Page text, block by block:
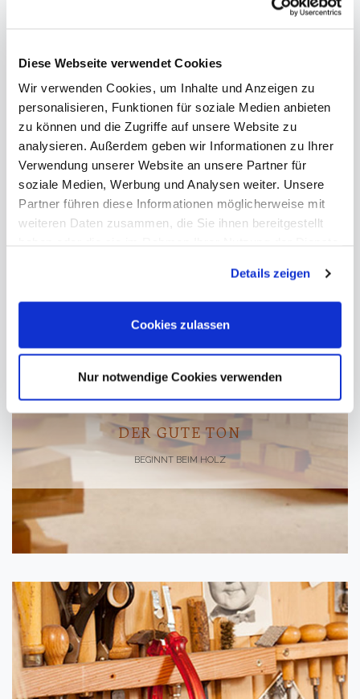
Diese Webseite verwendet Cookies
Wir verwenden Cookies, um Inhalte und Anzeigen zu
personalisieren, Funktionen für soziale Medien anbieten
zu können und die Zugriffe auf unsere Website zu
analysieren. Außerdem geben wir Informationen zu Ihrer
Verwendung unserer Website an unsere Partner für
soziale Medien, Werbung und Analysen weiter. Unsere
Partner führen diese Informationen möglicherweise mit
weiteren Daten zusammen, die Sie ihnen bereitgestellt
Cookies, wenn Sie unsere Webseite weiterhin nutzen.
Details zeigen
Cookies zulassen
Nur notwendige Cookies verwenden
DER GUTE TON
BEGINNT BEIM HOLZ